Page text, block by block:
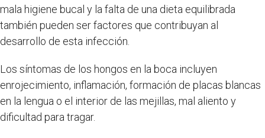
mala higiene bucal y la falta de una dieta equilibrada
también pueden ser factores que contribuyan al
desarrollo de esta infección.
Los síntomas de los hongos en la boca incluyen
enrojecimiento, inflamación, formación de placas blancas
en la lengua o el interior de las mejillas, mal aliento y
dificultad para tragar.